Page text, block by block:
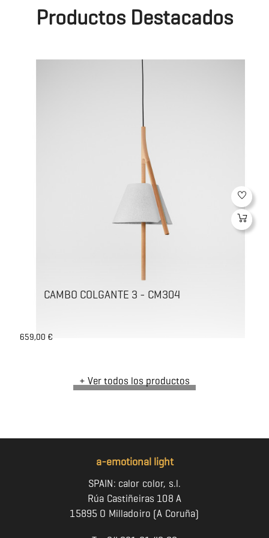
Productos Destacados
CAMBO COLGANTE 3 - CM304
659,00 €
+ Ver todos los productos
a-emotional light
SPAIN: calor color, s.l.
Rúa Castiñeiras 108 A
15895 O Milladoiro (A Coruña)